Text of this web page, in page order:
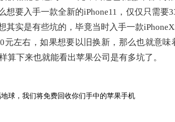
想要入手一款全新的iPhone11，仅仅只需要
其实是有些坑的，毕竟当时入手一款
元左右，如果想要以旧换新，那么也就意
算下来也就能看出苹果公司是有多坑了。